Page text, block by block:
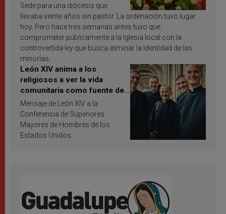
Sede para una diócesis que
llevaba veinte años sin pastor. La ordenación tuvo lugar
hoy. Pero hace tres semanas antes tuvo que
comprometer públicamente a la Iglesia local con la
controvertida ley que busca eliminar la identidad de las
minorías.
León XIV anima a los
religiosos a ver la vida
comunitaria como fuente de
inspiración y santificación
Mensaje de León XIV a la
Conferencia de Superiores
Mayores de Hombres de los
Estados Unidos